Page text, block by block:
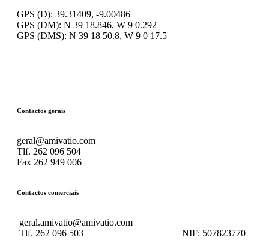
GPS (D): 39.31409, -9.00486
GPS (DM): N 39 18.846, W 9 0.292
GPS (DMS): N 39 18 50.8, W 9 0 17.5
Contactos gerais
geral@amivatio.com
Tlf. 262 096 504
Fax 262 949 006
Contactos comerciais
geral.amivatio@amivatio.com
Tlf. 262 096 503 NIF: 507823770